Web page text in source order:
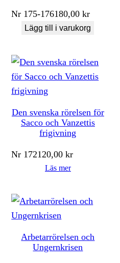
Nr 175-176180,00kr
Lägg till i varukorg
Den svenska rörelsen för
Sacco och Vanzettis
frigivning
Nr 172120,00kr
Läs mer
Arbetarrörelsen och
Ungernkrisen